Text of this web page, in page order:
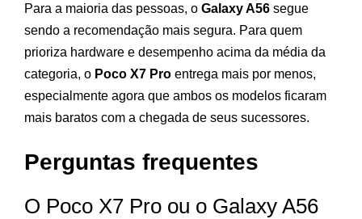
Para a maioria das pessoas, o Galaxy A56 segue
sendo a recomendação mais segura. Para quem
prioriza hardware e desempenho acima da média da
categoria, o Poco X7 Pro entrega mais por menos,
especialmente agora que ambos os modelos ficaram
mais baratos com a chegada de seus sucessores.
Perguntas frequentes
O Poco X7 Pro ou o Galaxy A56